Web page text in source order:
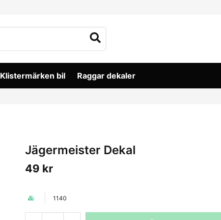
Klistermärken bil Raggar dekaler
Jägermeister Dekal
49 kr
1140